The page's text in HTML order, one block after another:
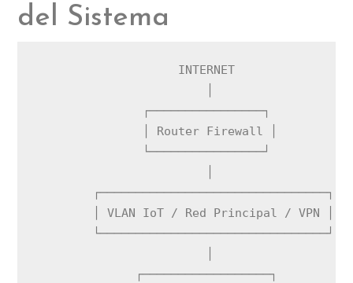
del Sistema
                    INTERNET
               ┌────────────────┐
               │ Router Firewall │
               └────────────────┘
        ┌────────────────────────────────┐
        │ VLAN IoT / Red Principal / VPN │
        └────────────────────────────────┘
              ┌──────────────────┐